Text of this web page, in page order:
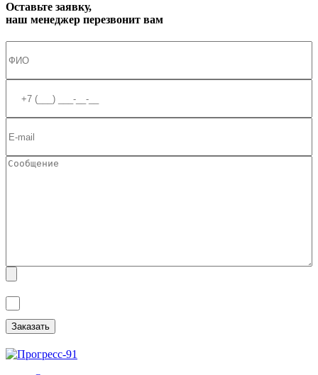
Оставьте заявку,
наш менеджер перезвонит вам